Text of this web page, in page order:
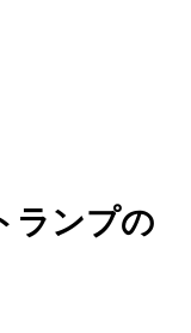
ランプの